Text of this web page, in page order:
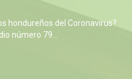
hondureños del Coronavirus?
número 79...